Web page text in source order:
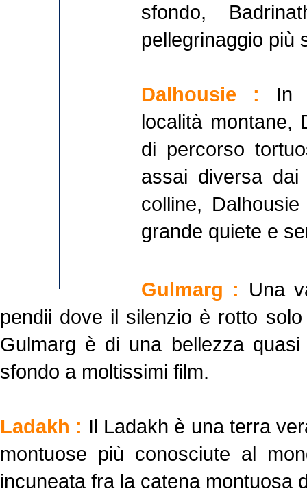
sfondo,
pellegrinaggio più
Dalhousie : In
località montane,
di percorso
assai diversa
colline,
grande quiete e
Gulmarg : Una
pendii dove il silenzio è rotto
Gulmarg è di una bellezza
sfondo a moltissimi film.
Ladakh : Il Ladakh è una terra
montuose più conosciute al
incuneata fra la catena montuosa